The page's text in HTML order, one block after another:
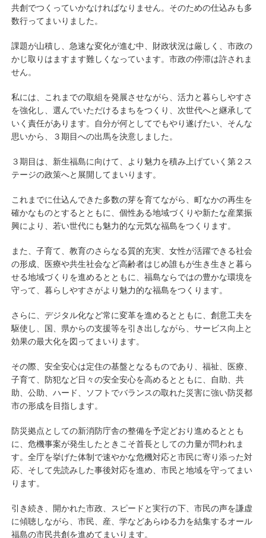
共創でつくっていかなければなりません。そのための仕込みも多
数行ってまいりました。
課題が山積し、急速な変化が進む中、財政状況は厳しく、市政の
かじ取りはますます難しくなっています。市政の停滞は許されま
せん。
私には、これまでの取組を発展させながら、活力と暮らしやすさ
を強化し、選んでいただけるまちをつくり、次世代へと継承して
いく責任があります。自分が何としてでもやり遂げたい、そんな
思いから、３期目への出馬を決意しました。
３期目は、新生福島に向けて、より魅力を積み上げていく第２ス
テージの政策へと展開してまいります。
これまでに仕込んできた多数の芽を育てながら、町なかの再生を
確かなものとするとともに、個性ある地域づくりや新たな産業振
興により、若い世代にも魅力的な元気な福島をつくります。
また、子育て、教育のさらなる質的充実、女性が活躍できる社会
の形成、医療や共生社会など高齢者はじめ誰もが生き生きと暮ら
せる地域づくりを進めるとともに、福島ならではの豊かな環境を
守って、暮らしやすさがより魅力的な福島をつくります。
さらに、デジタル化など常に変革を進めるとともに、創意工夫を
駆使し、国、県からの支援等を引き出しながら、サービス向上と
効果の最大化を図ってまいります。
その際、安全安心は定住の基盤となるものであり、福祉、医療、
子育て、防犯など日々の安全安心を高めるとともに、自助、共
助、公助、ハード、ソフトでバランスの取れた災害に強い防災都
市の形成を目指します。
防災拠点としての新消防庁舎の整備を予定どおり進めるととも
に、危機事案が発生したときこそ首長としての力量が問われま
す。全庁を挙げた体制で速やかな危機対応と市民に寄り添った対
応、そして先読みした事後対応を進め、市民と地域を守ってまい
ります。
引き続き、開かれた市政、スピードと実行の下、市民の声を謙虚
に傾聴しながら、市民、産、学などあらゆる力を結集するオール
福島の市民共創を進めてまいります。